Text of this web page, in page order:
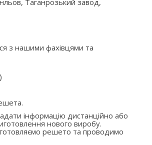
Таганрозький завод,
з нашими фахівцями та
інформацію дистанційно або
нового виробу.
решето та проводимо